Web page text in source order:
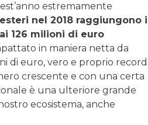
estremamente
nel 2018 raggiungono i
126 milioni di euro
in maniera netta da
di euro, vero e proprio record
crescente e con una certa
è una ulteriore grande
ecosistema, anche